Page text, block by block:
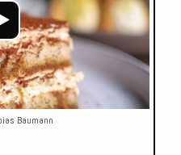
Baumann